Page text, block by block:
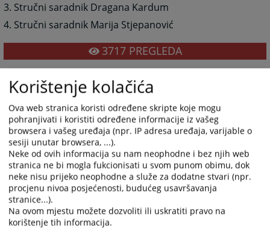
3. Stručni saradnik Dragana Kardum
4. Stručni saradnik Marija Stjepanović
3717PREGLEDA
Korištenje kolačića
Ova web stranica koristi određene skripte koje mogu
pohranjivati i koristiti određene informacije iz vašeg
browsera i vašeg uređaja (npr. IP adresa uređaja, varijable o
sesiji unutar browsera, ...).
Neke od ovih informacija su nam neophodne i bez njih web
stranica ne bi mogla fukcionisati u svom punom obimu, dok
neke nisu prijeko neophodne a služe za dodatne stvari (npr.
procjenu nivoa posjećenosti, budućeg usavršavanja
stranice...).
Na ovom mjestu možete dozvoliti ili uskratiti pravo na
korištenje tih informacija.